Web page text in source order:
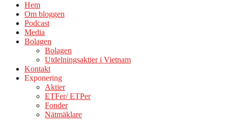
Hem
Om bloggen
Podcast
Media
Bolagen
Bolagen
Utdelningsaktier i Vietnam
Kontakt
Exponering
Aktier
ETFer/ ETPer
Fonder
Nätmäklare